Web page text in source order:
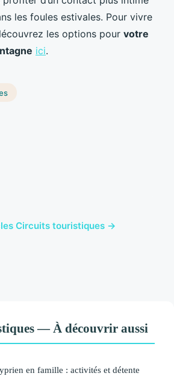
les foules estivales. Pour vivre
les options pour votre
ici.
Circuits touristiques →
— À découvrir aussi
en famille : activités et détente